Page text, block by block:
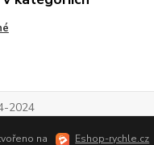
2024
na Eshop-rychle.cz